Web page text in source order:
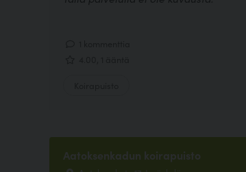
Aatoksenkadun koirapuisto